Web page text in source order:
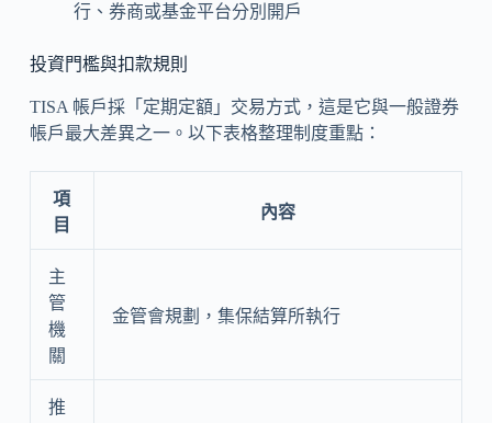
行、券商或基金平台分別開戶
投資門檻與扣款規則
TISA 帳戶採「定期定額」交易方式，這是它與一般證券
帳戶最大差異之一。以下表格整理制度重點：
項
目
內容
主
管
機
關
金管會規劃，集保結算所執行
推